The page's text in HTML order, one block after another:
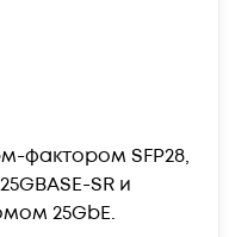
фактором SFP28,
SR и
25GbE.